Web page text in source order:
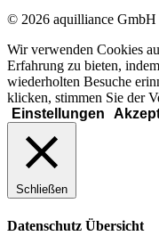
© 2026 aquilliance GmbH
Wir verwenden Cookies
Erfahrung zu bieten,
wiederholten Besuche
klicken, stimmen Sie der
Einstellungen
Schließen
Datenschutz Übersicht